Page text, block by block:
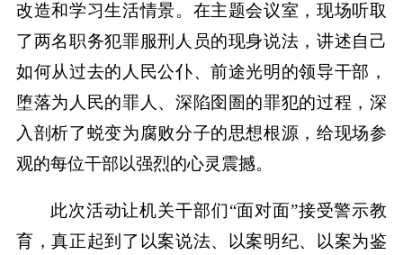
改造和学习生活情景。在主题会议室，现场听取
了两名职务犯罪服刑人员的现身说法，讲述自己
如何从过去的人民公仆、前途光明的领导干部，
堕落为人民的罪人、深陷囹圄的罪犯的过程，深
入剖析了蜕变为腐败分子的思想根源，给现场参
观的每位干部以强烈的心灵震撼。
此次活动让机关干部们“面对面”接受警示教
育，真正起到了以案说法、以案明纪、以案为鉴